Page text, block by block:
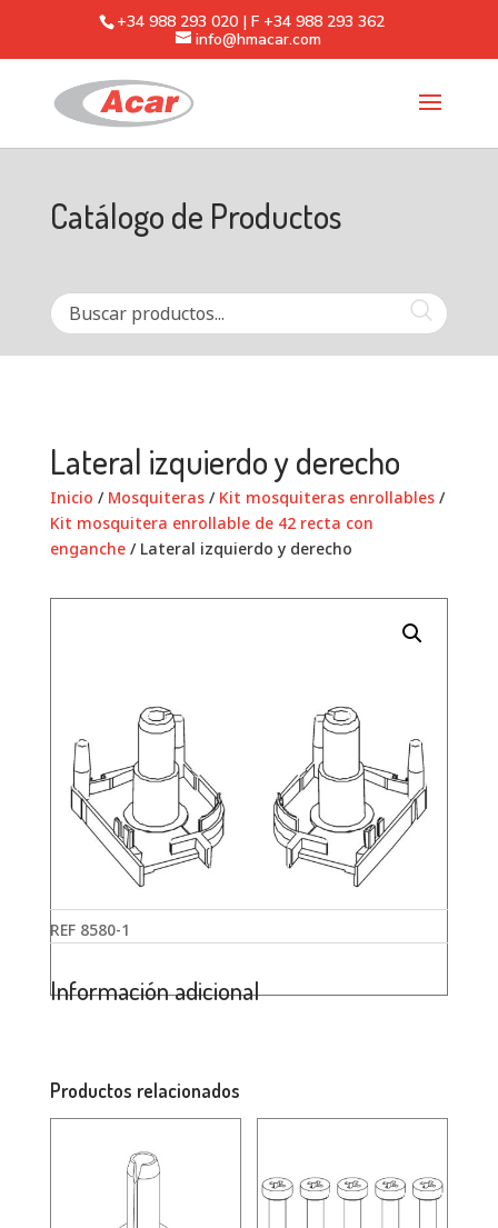
+34 988 293 020 | F +34 988 293 362
info@hmacar.com
Catálogo de Productos
Lateral izquierdo y derecho
Inicio / Mosquiteras/ Kit mosquiteras enrollables/
Kit mosquitera enrollable de 42 recta con
enganche/ Lateral izquierdo y derecho
REF 8580-1
Información adicional
Productos relacionados